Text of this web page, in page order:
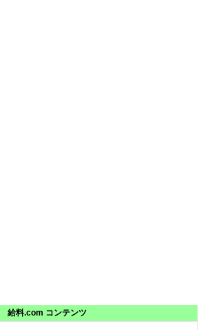
給料.com コンテンツ